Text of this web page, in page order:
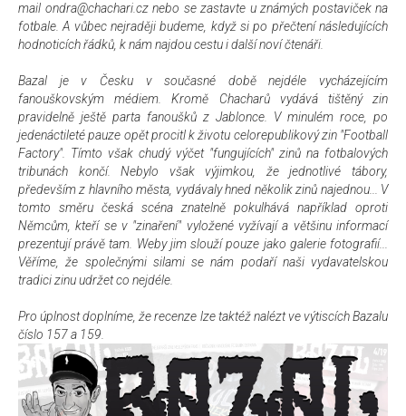
mail ondra@chachari.cz nebo se zastavte u známých postaviček na
fotbale. A vůbec nejraději budeme, když si po přečtení následujících
hodnoticích řádků, k nám najdou cestu i další noví čtenáři.
Bazal je v Česku v současné době nejdéle vycházejícím
fanouškovským médiem. Kromě Chacharů vydává tištěný zin
pravidelně ještě parta fanoušků z Jablonce. V minulém roce, po
jedenáctileté pauze opět procitl k životu celorepublikový zin "Football
Factory". Tímto však chudý výčet "fungujících" zinů na fotbalových
tribunách končí. Nebylo však výjimkou, že jednotlivé tábory,
především z hlavního města, vydávaly hned několik zinů najednou... V
tomto směru česká scéna znatelně pokulhává například oproti
Němcům, kteří se v "zinaření" vyložené vyžívají a většinu informací
prezentují právě tam. Weby jim slouží pouze jako galerie fotografií...
Věříme, že společnými silami se nám podaří naši vydavatelskou
tradici zinu udržet co nejdéle.
Pro úplnost doplníme, že recenze lze taktéž nalézt ve výtiscích Bazalu
číslo 157 a 159.